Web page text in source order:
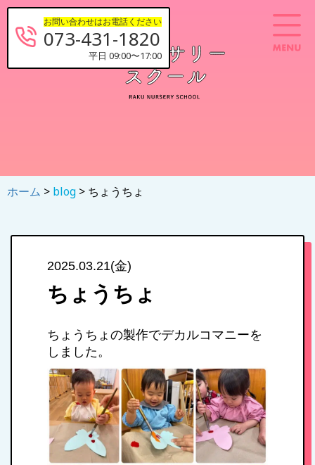
お問い合わせはお電話ください
073-431-1820
平日 09:00〜17:00
ホーム > blog > ちょうちょ
2025.03.21(金)
ちょうちょ
ちょうちょの製作でデカルコマニーを
しました。